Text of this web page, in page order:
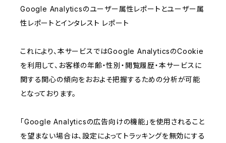
Google Analyticsのユーザー属性レポートとユーザー属
性レポートとインタレスト レポート
これにより、本サービスではGoogle AnalyticsのCookie
を利用して、お客様の年齢・性別・閲覧履歴・本サービスに
関する関心の傾向をおおよそ把握するための分析が可能
となっております。
「Google Analyticsの広告向けの機能」を使用されること
を望まない場合は、設定によってトラッキングを無効にする